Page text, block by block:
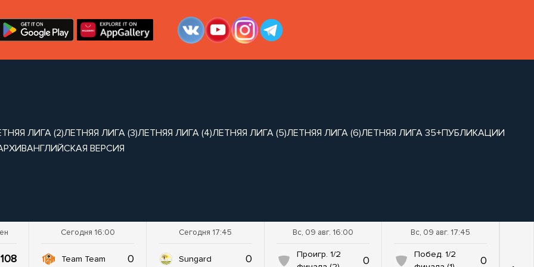
ЛИГА (2)ЛЕТНЯЯ ЛИГА (3)ЛЕТНЯЯ ЛИГА (4)ЛЕТНЯЯ ЛИГА (5)ЛЕТНЯЯ ЛИГА (6)ЛЕТНЯЯ ЛИГА 35+ПУБЛИКАЦИИ
АНГЛИЙСКАЯ ВЕРСИЯ
108
Сегодня 16:00
Team Team 0
Сегодня 17:45
Sungard 0
Вс, 09 авг. 16:00
Проигр. 1/2
0
Вс, 09 авг. 17:45
Побед. 1/2
0